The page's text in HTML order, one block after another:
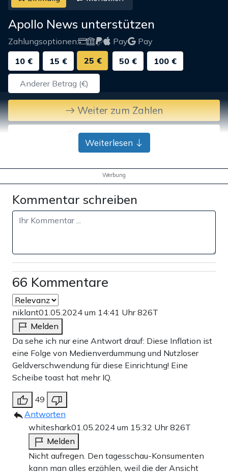
Apollo News unterstützen
Zahlungsoptionen: Pay
Pay
10 €
15 € 25 € 50 € 100 €
Weiter zum Zahlen
Bank-Überweisung
Weiterlesen
Werbung
Kommentar schreiben
66 Kommentare
niklant01.05.2024 um 14:41 Uhr826T
Melden
Da sehe ich nur eine Antwort drauf: Diese Inflation ist
eine Folge von Medienverdummung und Nutzloser
Geldverschwendung für diese Einrichtung! Eine
Scheibe toast hat mehr IQ.
49
Antworten
whiteshark01.05.2024 um 15:32 Uhr826T
Melden
Nicht aufregen. Den tagesschau-Konsumenten
kann man alles erzählen, weil die der Ansicht